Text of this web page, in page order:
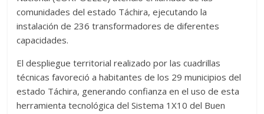
comunidades del estado Táchira, ejecutando la
instalación de 236 transformadores de diferentes
capacidades.
El despliegue territorial realizado por las cuadrillas
técnicas favoreció a habitantes de los 29 municipios del
estado Táchira, generando confianza en el uso de esta
herramienta tecnológica del Sistema 1X10 del Buen